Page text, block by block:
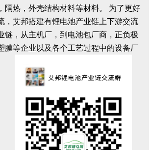
隔热，外壳结构材料等材料。 为了更好
，艾邦搭建有锂电池产业链上下游交流
链，从主机厂，到电池包厂商，正负极
膜等企业以及各个工艺过程中的设备厂